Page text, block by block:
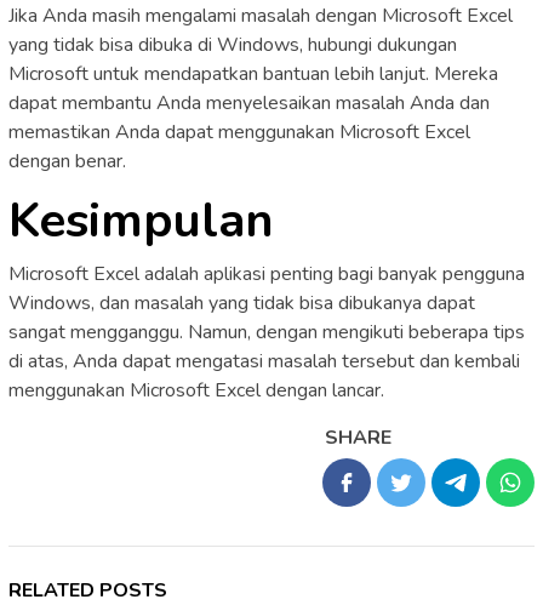
Jika Anda masih mengalami masalah dengan Microsoft Excel
yang tidak bisa dibuka di Windows, hubungi dukungan
Microsoft untuk mendapatkan bantuan lebih lanjut. Mereka
dapat membantu Anda menyelesaikan masalah Anda dan
memastikan Anda dapat menggunakan Microsoft Excel
dengan benar.
Kesimpulan
Microsoft Excel adalah aplikasi penting bagi banyak pengguna
Windows, dan masalah yang tidak bisa dibukanya dapat
sangat mengganggu. Namun, dengan mengikuti beberapa tips
di atas, Anda dapat mengatasi masalah tersebut dan kembali
menggunakan Microsoft Excel dengan lancar.
SHARE
RELATED POSTS